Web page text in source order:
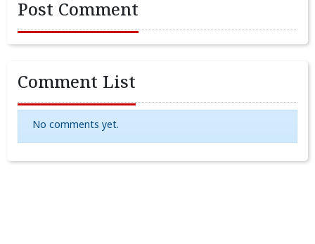
Post Comment
Comment List
No comments yet.